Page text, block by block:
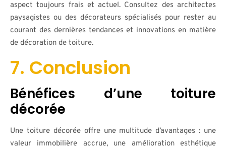
aspect toujours frais et actuel. Consultez des architectes
paysagistes ou des décorateurs spécialisés pour rester au
courant des dernières tendances et innovations en matière
de décoration de toiture.
7. Conclusion
Bénéfices d’une toiture
décorée
Une toiture décorée offre une multitude d’avantages : une
valeur immobilière accrue, une amélioration esthétique